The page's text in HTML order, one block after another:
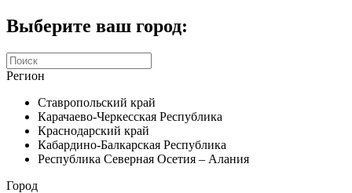
Выберите ваш город:
Регион
Ставропольский край
Карачаево-Черкесская Республика
Краснодарский край
Кабардино-Балкарская Республика
Республика Северная Осетия – Алания
Город